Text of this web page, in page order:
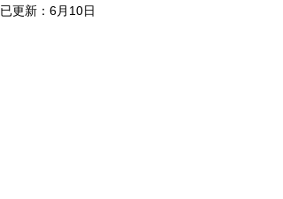
已更新： 6月10日